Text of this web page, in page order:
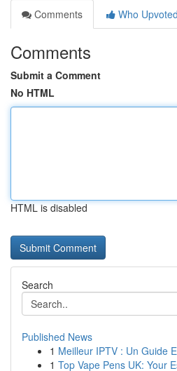
Comments
Who Upvoted
Comments
Submit a Comment
No HTML
HTML is disabled
Search
Published News
1 Meilleur IPTV : Un Guide
1 Top Vape Pens UK: Your